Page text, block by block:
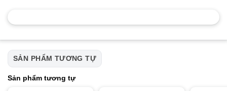
SẢN PHẨM TƯƠNG TỰ
Sản phẩm tương tự